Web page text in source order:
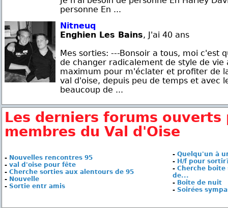
personne En ...
Nitneuq
Enghien Les Bains, J'ai 40 ans
Mes sorties: ---Bonsoir a tous, moi c'est
de changer radicalement de style de
maximum pour m'éclater et profiter de
val d'oise, depuis peu de temps et avec
beaucoup de ...
Les derniers forums ouverts
membres du Val d'Oise
- Nouvelles rencontres 95
- val d'oise pour fête
- Cherche sorties aux alentours de 95
- Nouvelle
- Sortie entr amis
- Quelqu'un à
- H/f pour
- Cherche
de...
- Boite de nuit
- Soirées